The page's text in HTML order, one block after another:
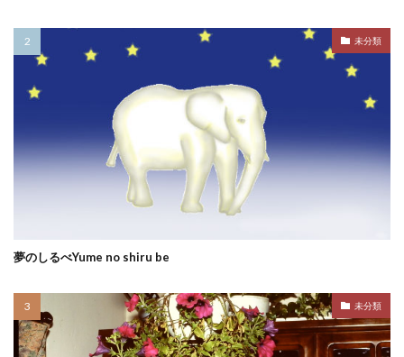
未分類
夢のしるべYume no shiru be
未分類